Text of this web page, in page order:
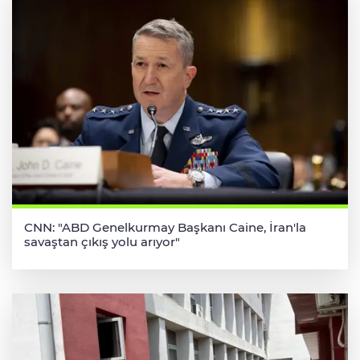
CNN: "ABD Genelkurmay Başkanı Caine, İran'la
savaştan çıkış yolu arıyor"